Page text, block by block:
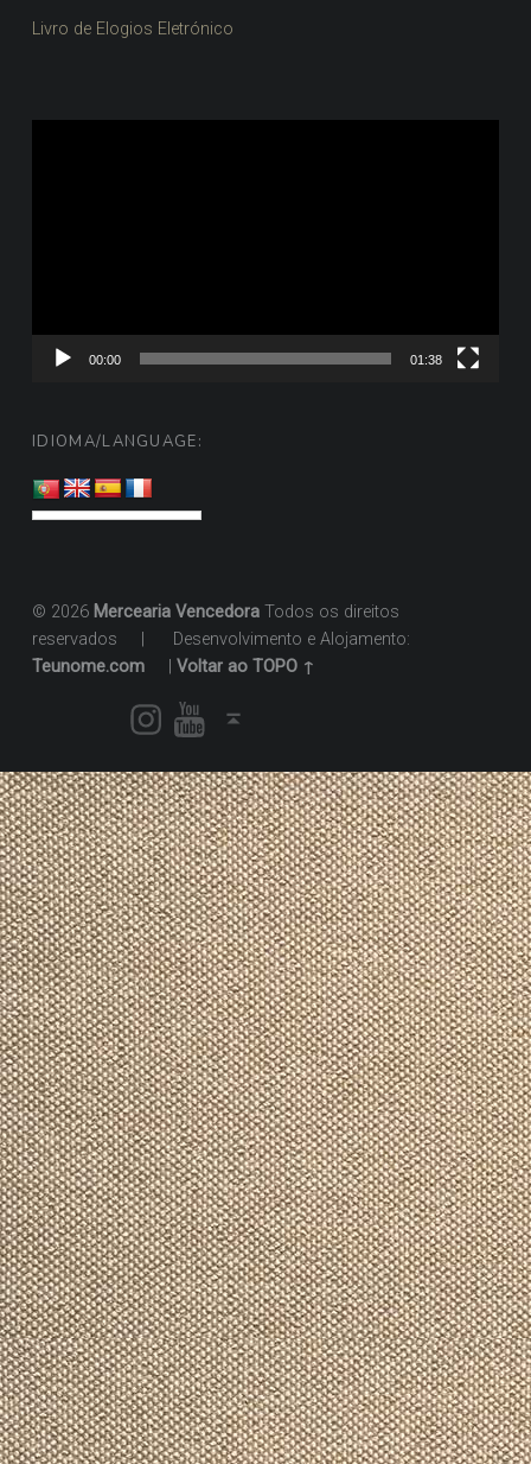
Livro de Elogios Eletrónico
00:00 01:38
IDIOMA/LANGUAGE:
© 2026 Mercearia VencedoraTodos os direitos
reservados
Desenvolvimento e Alojamento:
Teunome.com
Voltar ao TOPO ↑
InstagramYoutube